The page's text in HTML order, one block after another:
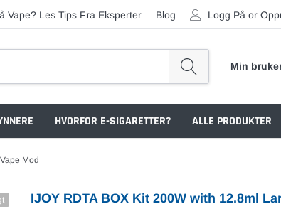
Vape? Les Tips Fra Eksperter Blog Logg På or
Min
HVORFOR E-SIGARETTER? ALLE PRODUKTER
Mod
IJOY RDTA BOX Kit 200W with 12.8ml